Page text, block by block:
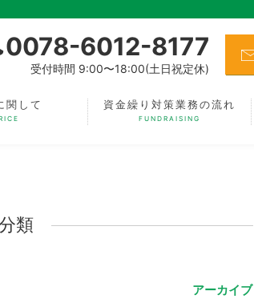
0078-6012-8177
受付時間 9:00〜18:00(土日祝定休)
関して 資金繰り対策業務の流れ
FUNDRAISING
類
アーカイブ